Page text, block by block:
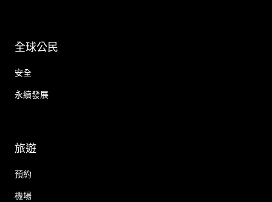
全球公民
安全
永續發展
旅遊
預約
機場